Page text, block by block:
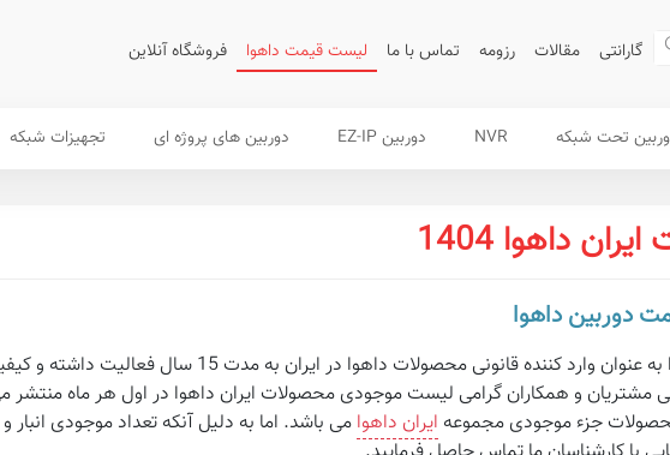
گارانتی مقالات رزومه تماس با ما لیست قیمت داهوا فروشگاه آنلاین
تحت شبکه NVR دوربین EZ-IP دوربین های پروژه ای تجهیزات شبکه
داهوا 1404
دوربین داهوا
قانونی محصولات داهوا در ایران به مدت 15 سال فعالیت داشته و کیفیت محصولات را تضمین می نماید.
و همکاران گرامی لیست موجودی محصولات ایران داهوا در اول هر ماه منتشر
جزء موجودی مجموعه ایران داهوا می باشد. اما به دلیل آنکه تعداد موجودی